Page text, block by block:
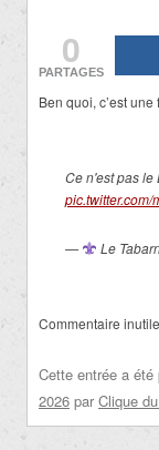
0
PARTAGES
Ben quoi, c’est
Ce n'est pas le
pic.twitter.com/
— Le
Commentaire
Cette entrée a été
2026 par Clique